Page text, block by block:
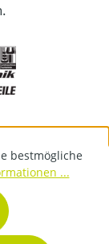
bestmögliche
...